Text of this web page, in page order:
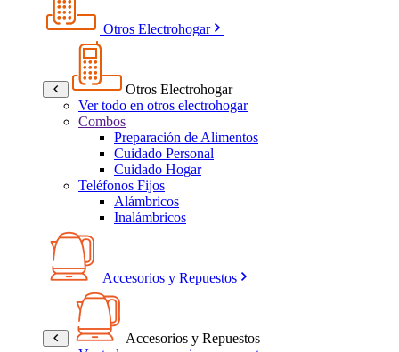
Otros Electrohogar
Otros Electrohogar
Ver todo en otros electrohogar
Combos
Preparación de Alimentos
Cuidado Personal
Cuidado Hogar
Teléfonos Fijos
Alámbricos
Inalámbricos
Accesorios y Repuestos
Accesorios y Repuestos